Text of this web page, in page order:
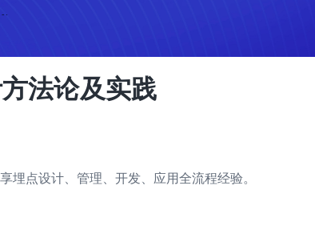
法论及实践
埋点设计、管理、开发、应用全流程经验。